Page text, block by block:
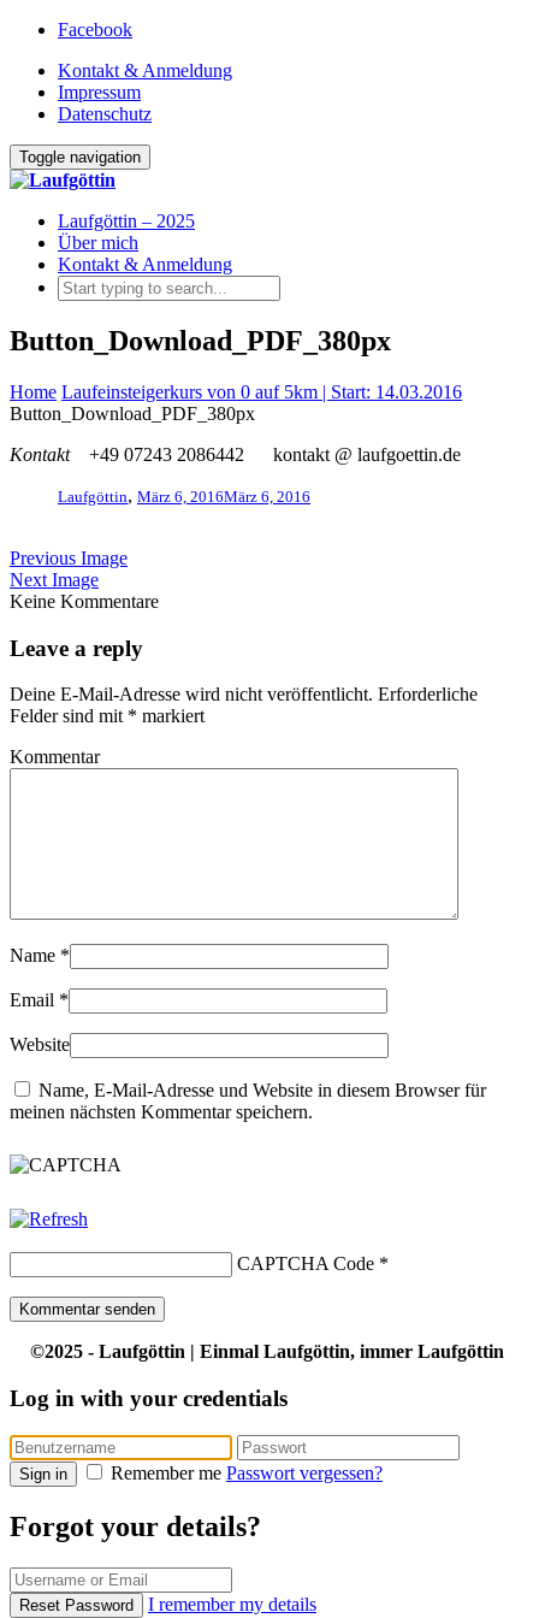
Facebook
Kontakt & Anmeldung
Impressum
Datenschutz
Toggle navigation
Laufgöttin – 2025
Über mich
Kontakt & Anmeldung
Button_Download_PDF_380px
Home Laufeinsteigerkurs von 0 auf 5km | Start: 14.03.2016
Button_Download_PDF_380px
Kontakt
+49 07243 2086442 kontakt @ laufgoettin.de
Laufgöttin, März 6, 2016März 6, 2016
Previous Image
Next Image
Keine Kommentare
Leave a reply
Deine E-Mail-Adresse wird nicht veröffentlicht. Erforderliche
Felder sind mit * markiert
Kommentar
Name *
Email *
Website
Name, E-Mail-Adresse und Website in diesem Browser für
meinen nächsten Kommentar speichern.
CAPTCHA Code *
©2025 - Laufgöttin | Einmal Laufgöttin, immer Laufgöttin
Log in with your credentials
Sign in Remember me Passwort vergessen?
Forgot your details?
Reset Password I remember my details